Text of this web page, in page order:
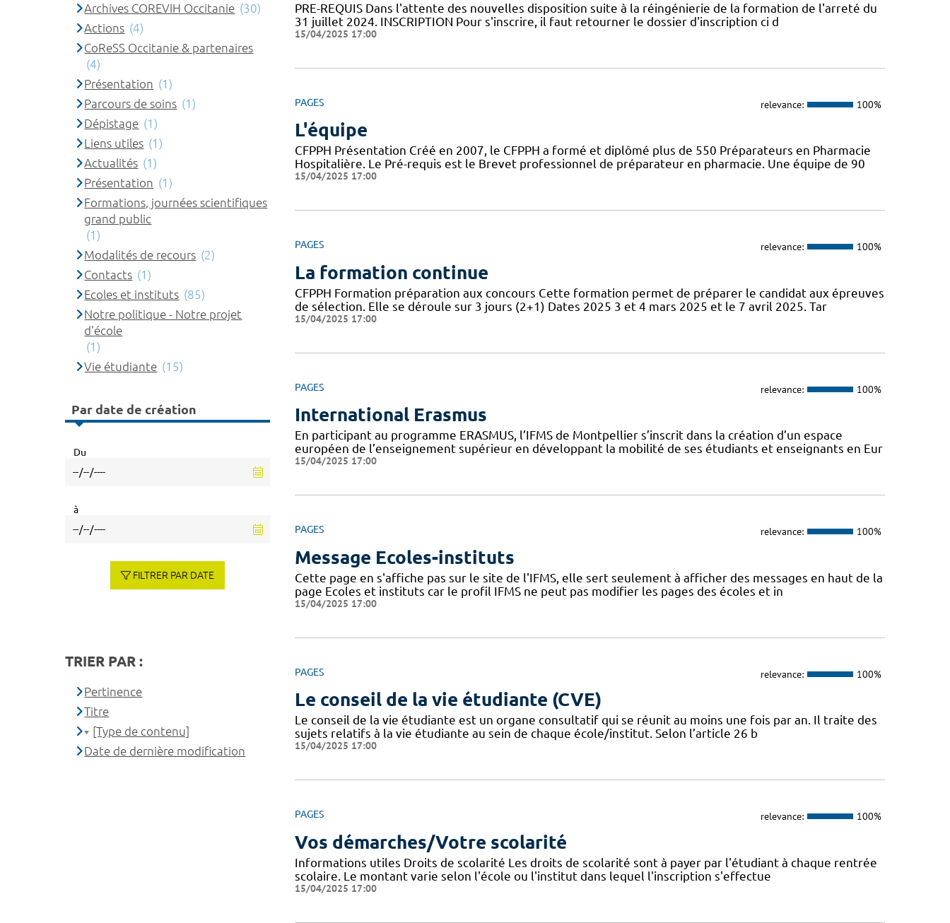
PRE-REQUIS Dans l'attente des nouvelles disposition suite à la réingénierie de la formation de l'arreté du
31 juillet 2024. INSCRIPTION Pour s'inscrire, il faut retourner le dossier d'inscription ci d
15/04/2025 17:00
PAGES relevance: 100%
L'équipe
CFPPH Présentation Créé en 2007, le CFPPH a formé et diplômé plus de 550 Préparateurs en Pharmacie
Hospitalière. Le Pré-requis est le Brevet professionnel de préparateur en pharmacie. Une équipe de 90
15/04/2025 17:00
PAGES relevance: 100%
La formation continue
CFPPH Formation préparation aux concours Cette formation permet de préparer le candidat aux épreuves
de sélection. Elle se déroule sur 3 jours (2+1) Dates 2025 3 et 4 mars 2025 et le 7 avril 2025. Tar
15/04/2025 17:00
PAGES relevance: 100%
International Erasmus
En participant au programme ERASMUS, l’IFMS de Montpellier s’inscrit dans la création d’un espace
européen de l’enseignement supérieur en développant la mobilité de ses étudiants et enseignants en Eur
15/04/2025 17:00
PAGES relevance: 100%
Message Ecoles-instituts
Cette page en s'affiche pas sur le site de l'IFMS, elle sert seulement à afficher des messages en haut de la
page Ecoles et instituts car le profil IFMS ne peut pas modifier les pages des écoles et in
15/04/2025 17:00
PAGES relevance: 100%
Le conseil de la vie étudiante (CVE)
Le conseil de la vie étudiante est un organe consultatif qui se réunit au moins une fois par an. Il traite des
sujets relatifs à la vie étudiante au sein de chaque école/institut. Selon l’article 26 b
15/04/2025 17:00
PAGES relevance: 100%
Vos démarches/Votre scolarité
Informations utiles Droits de scolarité Les droits de scolarité sont à payer par l'étudiant à chaque rentrée
scolaire. Le montant varie selon l'école ou l'institut dans lequel l'inscription s'effectue
15/04/2025 17:00
Archives COREVIH Occitanie (30)
Actions (4)
CoReSS Occitanie & partenaires
(4)
Présentation (1)
Parcours de soins (1)
Dépistage (1)
Liens utiles (1)
Actualités (1)
Présentation (1)
Formations, journées scientifiques
grand public
(1)
Modalités de recours (2)
Contacts (1)
Ecoles et instituts (85)
Notre politique - Notre projet
d'école
(1)
Vie étudiante (15)
Par date de création
Du
à
FILTRER PAR DATE
TRIER PAR :
Pertinence
Titre
[Type de contenu]
Date de dernière modification